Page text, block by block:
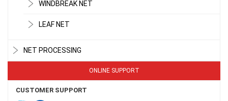
WINDBREAK NET
LEAF NET
NET PROCESSING
ONLINE SUPPORT
CUSTOMER SUPPORT